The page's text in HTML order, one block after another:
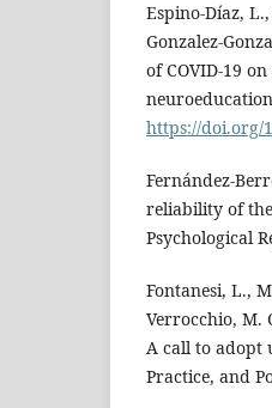
Espino-Díaz,
Gonzalez-
of COVID-19
https://doi.org/
Fernández-
reliability of
Psychological
Fontanesi, L.,
Verrocchio, M.
A call to adopt
Practice, and